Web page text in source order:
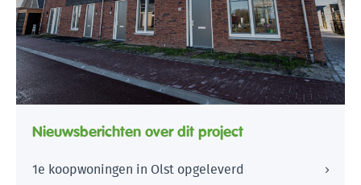
Nieuwsberichten over dit project
1e koopwoningen in Olst opgeleverd